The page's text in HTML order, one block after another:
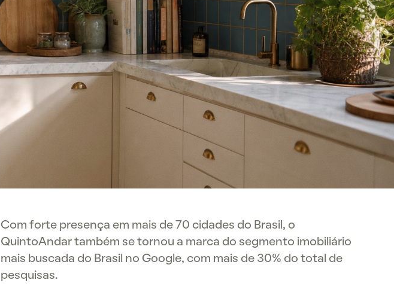
Com forte presença em mais de 70 cidades do Brasil, o
QuintoAndar também se tornou a marca do segmento imobiliário
mais buscada do Brasil no Google, com mais de 30% do total de
pesquisas.